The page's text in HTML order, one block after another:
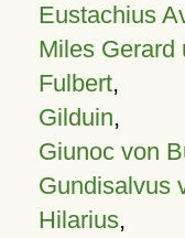
Eustachius
Miles Gerard
Fulbert,
Gilduin,
Giunoc von
Gundisalvus
Hilarius,